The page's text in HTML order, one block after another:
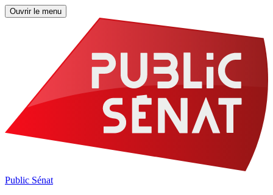
Ouvrir le menu
Public Sénat